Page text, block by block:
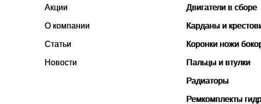
Акции
О компании
Статьи
Новости
Двигатели в сборе
Карданы и
Коронки ножи
Пальцы и втулки
Радиаторы
Ремкомплекты